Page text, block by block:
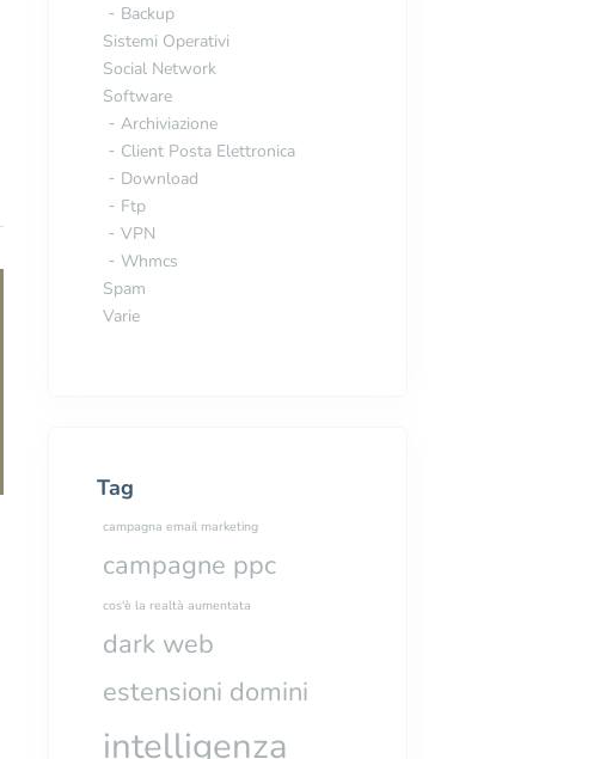
quanto vale il mio dominio?
Backup
Sistemi Operativi
Social Network
Software
Archiviazione
Client Posta Elettronica
Download
Ftp
VPN
Whmcs
Spam
Varie
Tag
campagna email marketing
campagne ppc
cos'è la realtà aumentata
dark web
estensioni domini
intelligenza